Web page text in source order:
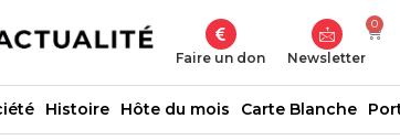
Faire un don Newsletter
0
Histoire Hôte du mois Carte Blanche